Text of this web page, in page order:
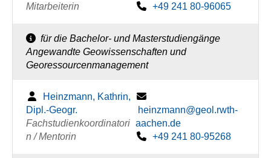
Mitarbeiterin
+49 241 80-96065
für die Bachelor- und Masterstudiengänge
Angewandte Geowissenschaften und
Georessourcenmanagement
Heinzmann, Kathrin,
Dipl.-Geogr.
Fachstudienkoordinatori
n / Mentorin
heinzmann@geol.rwth-
aachen.de
+49 241 80-95268